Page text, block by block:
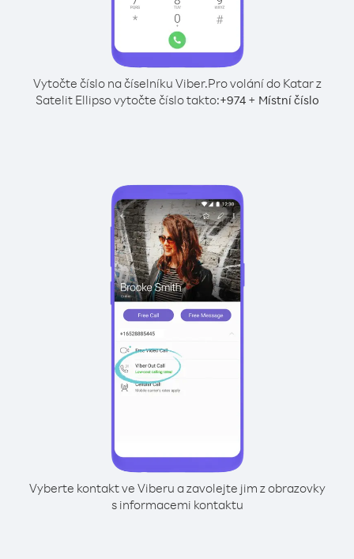
Vytočte číslo na číselníku Viber.Pro volání do Katar z
Satelit Ellipso vytočte číslo takto:+974+ Místní číslo
Vyberte kontakt ve Viberu a zavolejte jim z obrazovky
s informacemi kontaktu